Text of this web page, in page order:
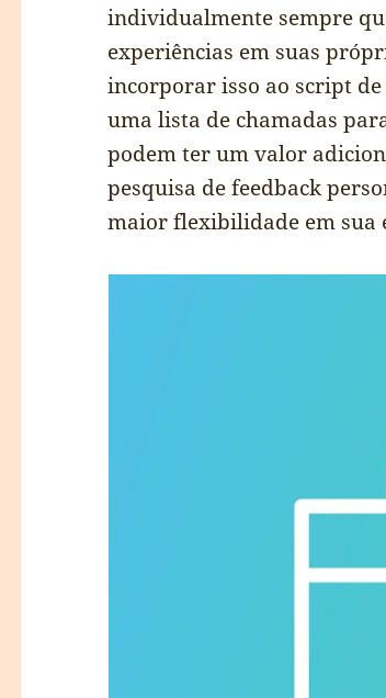
individualmente sempre
experiências em suas
incorporar isso ao script
uma lista de chamadas
podem ter um valor
pesquisa de feedback
maior flexibilidade em sua